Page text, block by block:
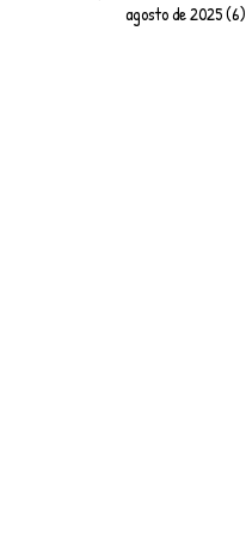
agosto de 2025(6)